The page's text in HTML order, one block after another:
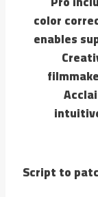
color
enables
Script to